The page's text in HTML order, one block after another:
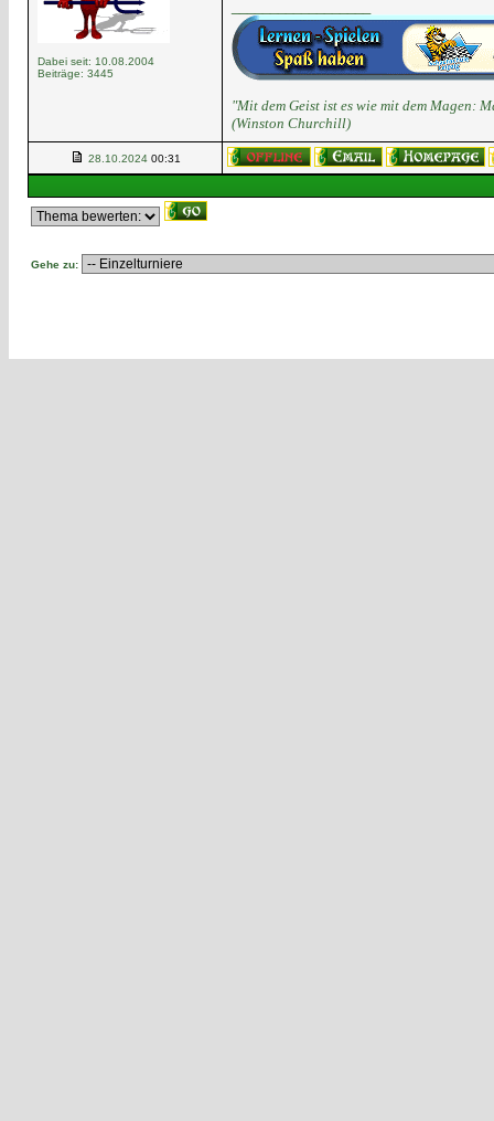
Dabei seit: 10.08.2004
Beiträge: 3445
"Mit dem Geist ist es wie mit dem Magen:
(Winston Churchill)
28.10.2024 00:31
Gehe zu: